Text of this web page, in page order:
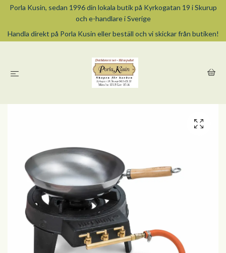
Porla Kusin, sedan 1996 din lokala butik på Kyrkogatan 19 i Skurup
och e-handlare i Sverige
Handla direkt på Porla Kusin eller beställ och vi skickar från butiken!